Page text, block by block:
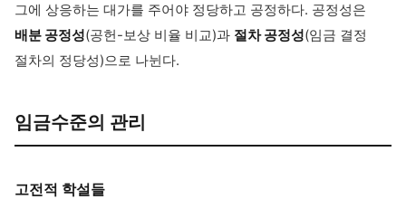
그에 상응하는 대가를 주어야 정당하고 공정하다. 공정성은
배분 공정성(공헌-보상 비율 비교)과 절차 공정성(임금 결정
절차의 정당성)으로 나뉜다.
임금수준의 관리
고전적 학설들